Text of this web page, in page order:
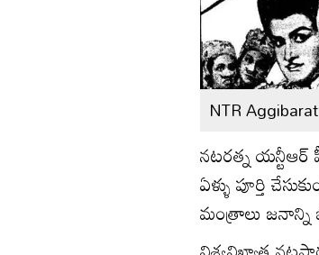
NTR
నటరత్న
ఏళ్ళు పూర్తి
మంత్రాలు జనాన్ని